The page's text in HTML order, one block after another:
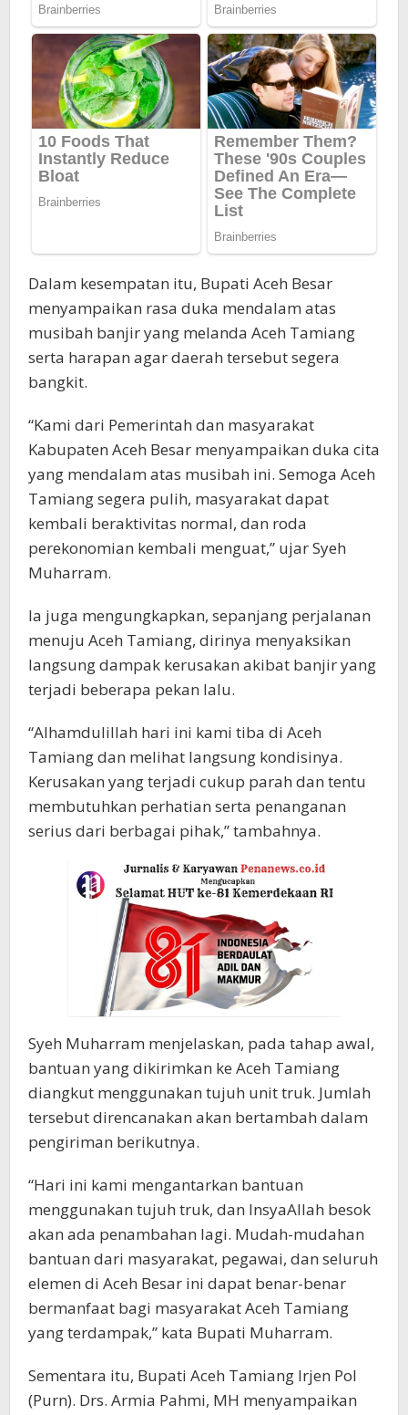
Dalam kesempatan itu, Bupati Aceh Besar
menyampaikan rasa duka mendalam atas
musibah banjir yang melanda Aceh Tamiang
serta harapan agar daerah tersebut segera
bangkit.
“Kami dari Pemerintah dan masyarakat
Kabupaten Aceh Besar menyampaikan duka cita
yang mendalam atas musibah ini. Semoga Aceh
Tamiang segera pulih, masyarakat dapat
kembali beraktivitas normal, dan roda
perekonomian kembali menguat,” ujar Syeh
Muharram.
Ia juga mengungkapkan, sepanjang perjalanan
menuju Aceh Tamiang, dirinya menyaksikan
langsung dampak kerusakan akibat banjir yang
terjadi beberapa pekan lalu.
“Alhamdulillah hari ini kami tiba di Aceh
Tamiang dan melihat langsung kondisinya.
Kerusakan yang terjadi cukup parah dan tentu
membutuhkan perhatian serta penanganan
serius dari berbagai pihak,” tambahnya.
Syeh Muharram menjelaskan, pada tahap awal,
bantuan yang dikirimkan ke Aceh Tamiang
diangkut menggunakan tujuh unit truk. Jumlah
tersebut direncanakan akan bertambah dalam
pengiriman berikutnya.
“Hari ini kami mengantarkan bantuan
menggunakan tujuh truk, dan InsyaAllah besok
akan ada penambahan lagi. Mudah-mudahan
bantuan dari masyarakat, pegawai, dan seluruh
elemen di Aceh Besar ini dapat benar-benar
bermanfaat bagi masyarakat Aceh Tamiang
yang terdampak,” kata Bupati Muharram.
Sementara itu, Bupati Aceh Tamiang Irjen Pol
(Purn). Drs. Armia Pahmi, MH menyampaikan